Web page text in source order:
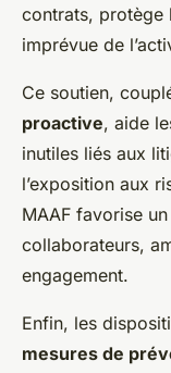
contrats, protège
imprévue de
Ce soutien,
proactive, aide
inutiles liés aux
l’exposition aux
MAAF favorise
collaborateurs,
engagement.
Enfin, les
mesures de